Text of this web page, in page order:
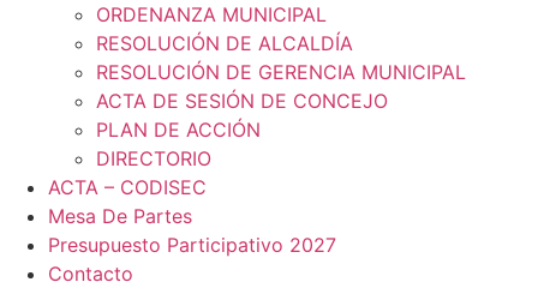
ORDENANZA MUNICIPAL
RESOLUCIÓN DE ALCALDÍA
RESOLUCIÓN DE GERENCIA MUNICIPAL
ACTA DE SESIÓN DE CONCEJO
PLAN DE ACCIÓN
DIRECTORIO
ACTA – CODISEC
Mesa De Partes
Presupuesto Participativo 2027
Contacto